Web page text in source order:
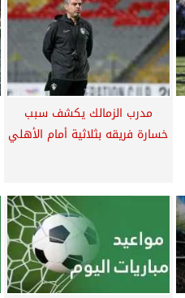
مدرب الزمالك يكشف سبب
خسارة فريقه بثلاثية أمام الأهلي